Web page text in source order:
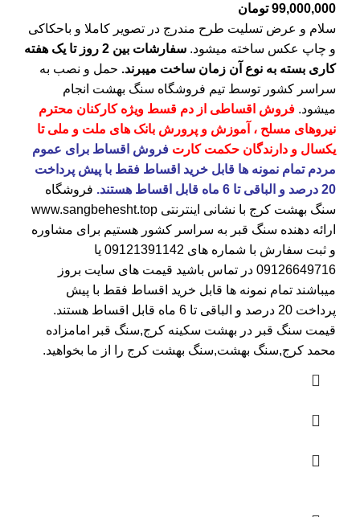
99,000,000 تومان
سلام و عرض تسلیت طرح مندرج در تصویر کاملا و باحکاکی
و چاپ عکس ساخته میشود.
سفارشات بین 2 روز تا یک هفته
کاری بسته به نوع آن زمان ساخت میبرند. حمل و نصب به
سراسر کشور توسط تیم فروشگاه سنگ بهشت انجام
میشود. فروش اقساطی از دم قسط ویژه کارکنان محترم
نیروهای مسلح ، آموزش و پرورش بانک های ملت و ملی تا
یکسال و دارندگان حکمت کارت فروش اقساط برای عموم
مردم تمام نمونه ها قابل خرید اقساط فقط با پیش پرداخت
20 درصد و الباقی تا 6 ماه قابل اقساط هستند.
فروشگاه
سنگ بهشت کرج با نشانی اینترنتی www.sangbehesht.top
ارائه دهنده سنگ قبر به سراسر کشور هستیم برای مشاوره
و ثبت سفارش با شماره های 09121391142 یا
09126649716 در تماس باشید قیمت های سایت بروز
میباشند تمام نمونه ها قابل خرید اقساط فقط با پیش
پرداخت 20 درصد و الباقی تا 6 ماه قابل اقساط هستند.
قیمت سنگ قبر در بهشت سکینه کرج,سنگ قبر امامزاده
محمد کرج,سنگ بهشت,سنگ بهشت کرج را از ما بخواهید.